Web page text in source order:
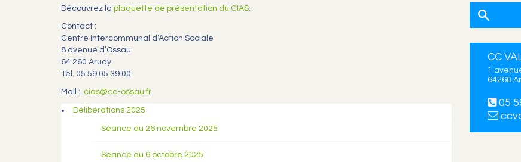
Découvrez la plaquette de présentation du CIAS
Contact :
Centre Intercommunal d’Action Sociale
8 avenue d’Ossau
64 260 Arudy
Tél. 05 59 05 39 00
Mail : cias@cc-ossau.fr
Délibérations 2025
Séance du 26 novembre 2025
Séance du 6 octobre 2025
CC
1
64260
05